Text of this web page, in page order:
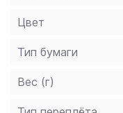
интересующихся
подготовил А.
Цвет
Тип бумаги
Вес (г)